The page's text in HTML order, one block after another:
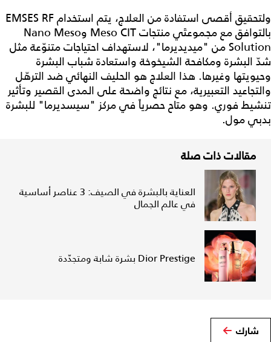
ولتحقيق أقصى استفادة من العلاج، يتم استخدام EMSES RF
بالتوافق مع مجموعتَي منتجات Meso CIT وNano Meso
Solution من "ميديديرما"، لاستهداف احتياجات متنوّعة مثل
شدّ البشرة ومكافحة الشيخوخة واستعادة شباب البشرة
وحيويتها وغيرها. هذا العلاج هو الحليف النهائي ضد الترهّل
والتجاعيد التعبيرية، مع نتائج واضحة على المدى القصير وتأثير
تنشيط فوري. وهو متاح حصرياً في مركز "سيسديرما" للبشرة
بدبي مول.
مقالات ذات صلة
العناية بالبشرة في الصيف: 3 عناصر أساسية
في عالم الجمال
Dior Prestige بشرة شابة ومتجدّدة
شارك